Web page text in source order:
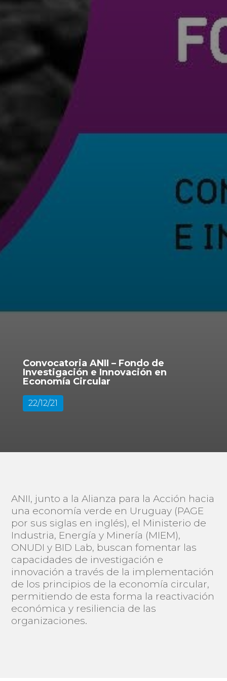
Convocatoria ANII – Fondo de
Investigación e Innovación en
Economía Circular
22/12/21
ANII, junto a la Alianza para la Acción hacia
una economía verde en Uruguay (PAGE
por sus siglas en inglés), el Ministerio de
Industria, Energía y Minería (MIEM),
ONUDI y BID Lab, buscan fomentar las
capacidades de investigación e
innovación a través de la implementación
de los principios de la economía circular,
permitiendo de esta forma la reactivación
económica y resiliencia de las
organizaciones.